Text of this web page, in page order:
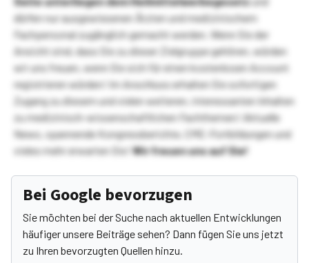
dürfen nur ausgewiesenen Ärzten und medizinischem
Fachpersonal zugänglich gemacht werden. Wenn Sie der
Ansicht sind, dass Sie zu dieser Zielgruppe gehören, würden
wir uns freuen, wenn Sie sich für einen kostenlosen Account
registrieren würden! Im Anschluss erhalten Sie sofortigen
Zugang zu diesem und vielen weiteren, interessanten Inhalten
zu medizinisch-wissenschaftlichen Fachthemen! Aktuelle
News, spannende Kongressberichte, CME-Fortbildungen und
vieles mehr erwarten Sie!Wir freuen uns auf Sie!
Bei Google bevorzugen
Sie möchten bei der Suche nach aktuellen Entwicklungen
häufiger unsere Beiträge sehen? Dann fügen Sie uns jetzt
zu Ihren bevorzugten Quellen hinzu.